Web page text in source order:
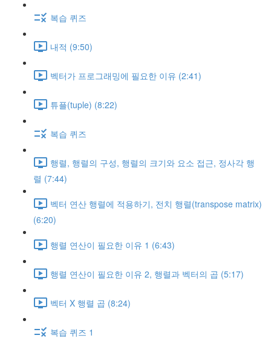
복습 퀴즈
내적 (9:50)
벡터가 프로그래밍에 필요한 이유 (2:41)
튜플(tuple) (8:22)
복습 퀴즈
행렬, 행렬의 구성, 행렬의 크기와 요소 접근, 정사각 행
렬 (7:44)
벡터 연산 행렬에 적용하기, 전치 행렬(transpose matrix)
(6:20)
행렬 연산이 필요한 이유 1 (6:43)
행렬 연산이 필요한 이유 2, 행렬과 벡터의 곱 (5:17)
벡터 X 행렬 곱 (8:24)
복습 퀴즈 1